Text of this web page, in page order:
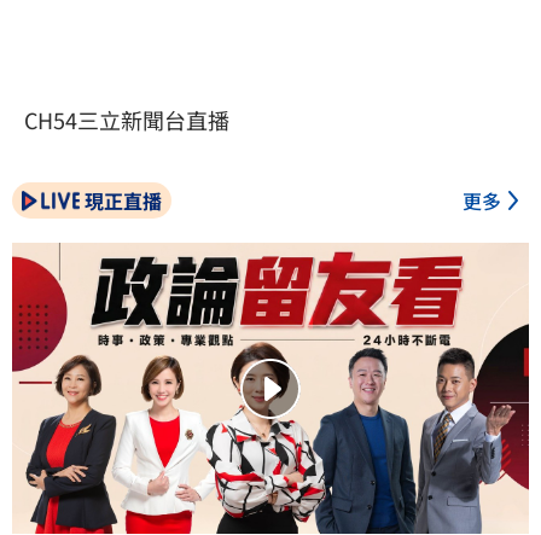
CH54三立新聞台直播
現正直播 更多